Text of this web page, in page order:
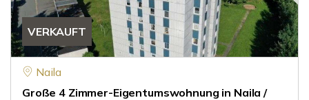
VERKAUFT
Naila
Große 4 Zimmer-Eigentumswohnung in Naila /